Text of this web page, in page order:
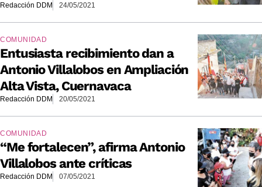
Redacción DDM 24/05/2021
COMUNIDAD
Entusiasta recibimiento dan a
Antonio Villalobos en Ampliación
Alta Vista, Cuernavaca
Redacción DDM 20/05/2021
COMUNIDAD
“Me fortalecen”, afirma Antonio
Villalobos ante críticas
Redacción DDM 07/05/2021